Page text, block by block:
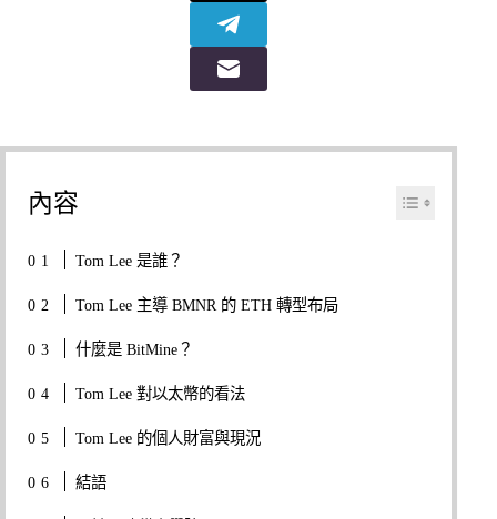
內容
Tom Lee 是誰？
Tom Lee 主導 BMNR 的 ETH 轉型布局
什麼是 BitMine？
Tom Lee 對以太幣的看法
Tom Lee 的個人財富與現況
結語